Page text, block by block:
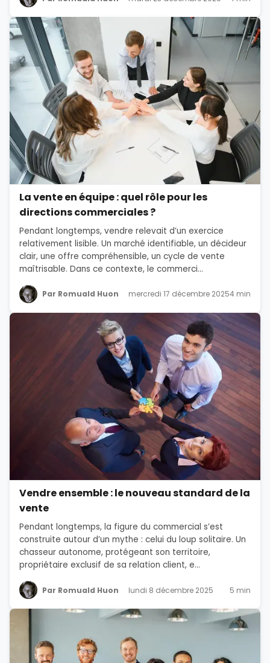
La vente en équipe : quel rôle pour les
directions commerciales ?
Pendant longtemps, vendre relevait d’un exercice
relativement lisible. Un marché identifiable, un décideur
clair, une offre compréhensible, un cycle de vente
maîtrisable. Dans ce contexte, le commerci...
Par Romuald Huon mercredi 17 décembre 20254 min
Vendre ensemble : le nouveau standard de la
vente
Pendant longtemps, la figure du commercial s’est
construite autour d’un mythe : celui du loup solitaire. Un
chasseur autonome, protégeant son territoire,
propriétaire exclusif de sa relation client, e...
Par Romuald Huon lundi 8 décembre 2025 5 min